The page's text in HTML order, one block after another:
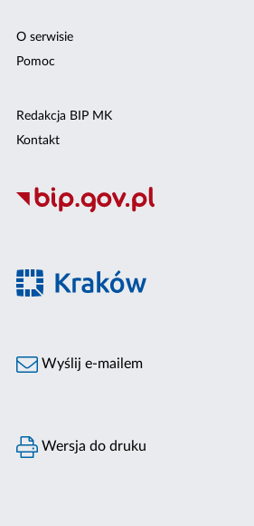
O serwisie
Pomoc
Redakcja BIP MK
Kontakt
Wyślij e-mailem
Wersja do druku